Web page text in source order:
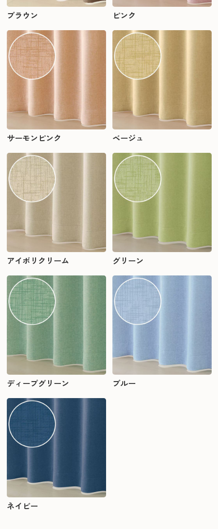
ブラウン ピンク
サーモンピンク ベージュ
アイボリクリーム グリーン
ディープグリーン ブルー
ネイビー